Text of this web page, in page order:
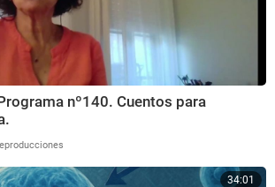
nº140. Cuentos para
34:01